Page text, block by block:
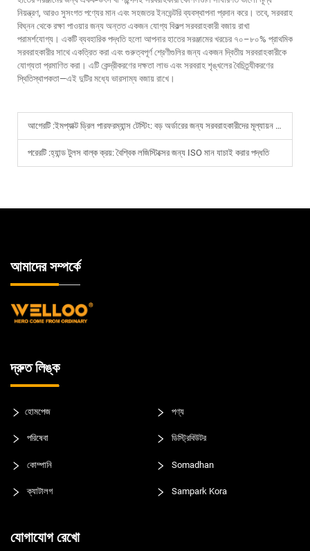
নিয়ন্ত্রণ, আরও সুসংগত পণ্যের মান এবং সহজতর ইনভেন্টরি ব্যবস্থাপনা প্রদান করে। তবে, সরবরাহ
বিঘ্নন থেকে রক্ষা পাওয়ার জন্য অন্তত একজন যোগ্য বিকল্প সরবরাহকারী বজায় রাখা
পরামর্শযোগ্য। একটি ব্যবহারিক পদ্ধতি হলো আপনার হাতের সরঞ্জামের খরচের ৭০–৮০% প্রাথমিক
সরবরাহকারীর সাথে একত্রিত করা এবং গুরুত্বপূর্ণ শ্রেণীগুলির জন্য একজন দ্বিতীয় সরবরাহকারীকে
যোগ্যতা প্রমাণিত করা। এটি কেন্দ্রীকরণের দক্ষতা লাভ এবং সরবরাহ শৃঙ্খলের বৈচিত্র্যীকরণের
স্থিতিস্থাপকতা—এই দুটির মধ্যে ভারসাম্য বজায় রাখে।
আগেরটি :ইমপ্যাক্ট ড্রিল পারফরম্যান্স টেস্টিং: বড় অর্ডারের জন্য সরবরাহকারীদের মূল্যায়ন করার উপায়
পরেরটি :হ্যান্ড টুলস বাল্ক ক্রয়: বৈশ্বিক লজিস্টিক্সের জন্য ISO মান যাচাই করার পদ্ধতি
আমাদের সম্পর্কে
দ্রুত লিঙ্ক
হোমপেজ পণ্য
পরিষেবা ডিস্ট্রিবিউটর
কোম্পানি Somadhan
ক্যাটালগ Sampark Kora
যোগাযোগ রেখো